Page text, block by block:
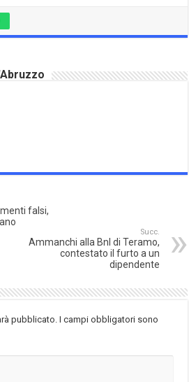
falsi,
Succ.
Ammanchi alla Bnl di Teramo,
contestato il furto a un
dipendente
pubblicato. I campi obbligatori sono